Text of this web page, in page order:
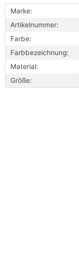
Marke:
Artikelnummer:
Farbe:
Farbbezeichnung:
Material:
Größe: